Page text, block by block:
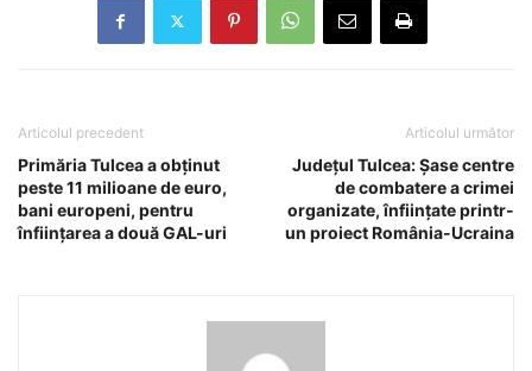
Articolul precedent
Primăria Tulcea a obținut
peste 11 milioane de euro,
bani europeni, pentru
înființarea a două GAL-uri
Articolul următor
Județul Tulcea: Șase centre
de combatere a crimei
organizate, înființate printr-
un proiect România-Ucraina